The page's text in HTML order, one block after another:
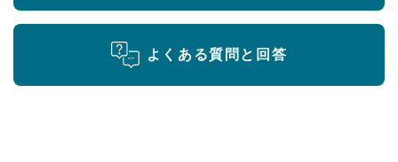
よくある質問と回答